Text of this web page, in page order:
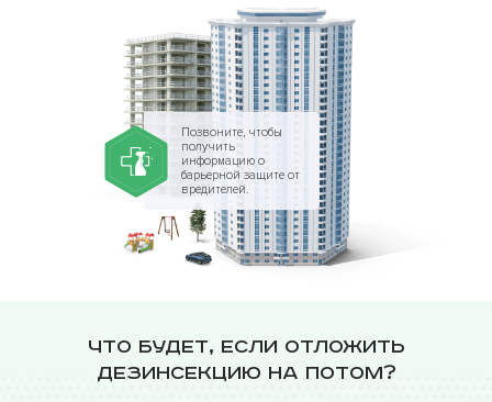
Позвоните, чтобы
получить
информацию о
барьерной защите от
вредителей.
Что будет, если отложить
дезинсекцию на потом?